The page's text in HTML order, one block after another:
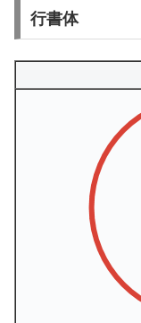
行書体